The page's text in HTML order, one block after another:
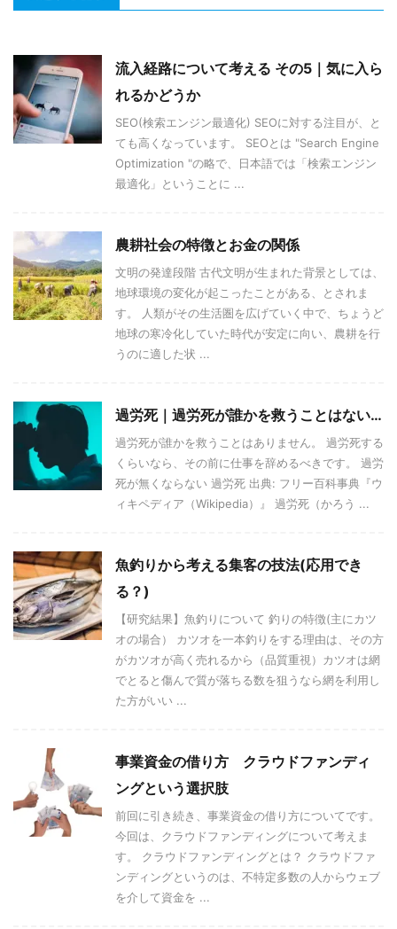
流入経路について考える その5｜気に入ら
れるかどうか
SEO(検索エンジン最適化) SEOに対する注目が、と
ても高くなっています。 SEOとは "Search Engine
Optimization "の略で、日本語では「検索エンジン
最適化」ということに ...
農耕社会の特徴とお金の関係
文明の発達段階 古代文明が生まれた背景としては、
地球環境の変化が起こったことがある、とされま
す。 人類がその生活圏を広げていく中で、ちょうど
地球の寒冷化していた時代が安定に向い、農耕を行
うのに適した状 ...
過労死｜過労死が誰かを救うことはない…
過労死が誰かを救うことはありません。 過労死する
くらいなら、その前に仕事を辞めるべきです。 過労
死が無くならない 過労死 出典: フリー百科事典『ウ
ィキペディア（Wikipedia）』 過労死（かろう ...
魚釣りから考える集客の技法(応用でき
る？)
【研究結果】魚釣りについて 釣りの特徴(主にカツ
オの場合） カツオを一本釣りをする理由は、その方
がカツオが高く売れるから（品質重視）カツオは網
でとると傷んで質が落ちる数を狙うなら網を利用し
た方がいい ...
事業資金の借り方 クラウドファンディ
ングという選択肢
前回に引き続き、事業資金の借り方についてです。
今回は、クラウドファンディングについて考えま
す。 クラウドファンディングとは？ クラウドファ
ンディングというのは、不特定多数の人からウェブ
を介して資金を ...